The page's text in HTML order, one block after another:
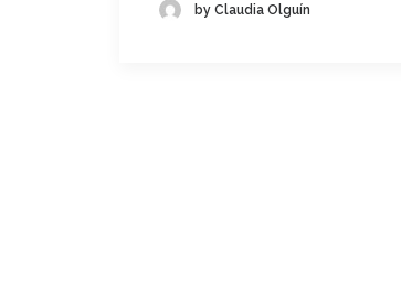
by Claudia Olguín